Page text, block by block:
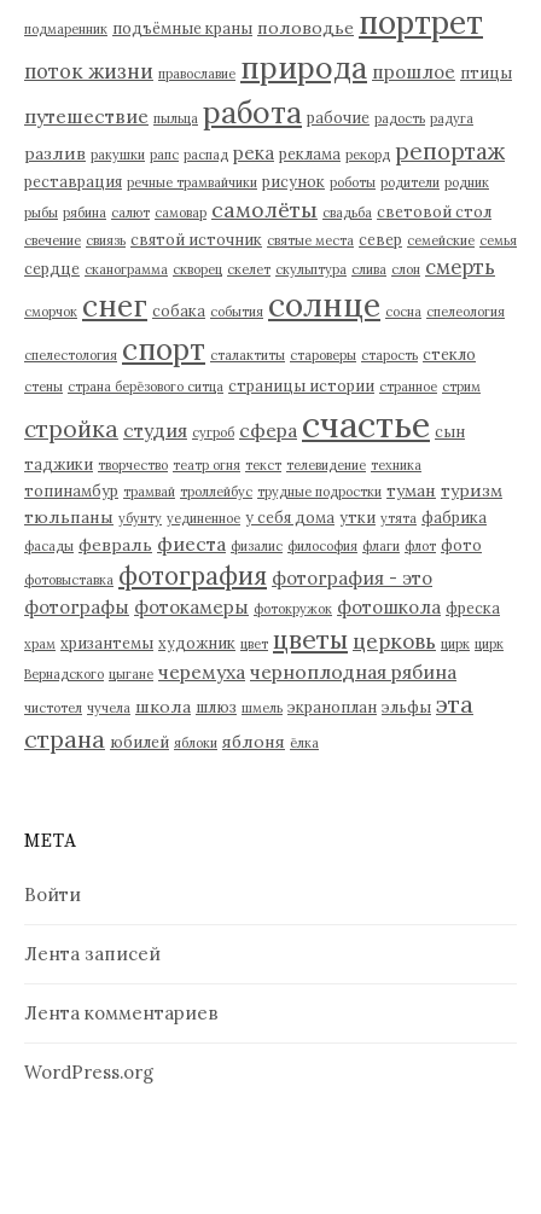
подмаренник подъёмные краны половодье портрет
поток жизни православие природа прошлое птицы
путешествие пыльца работа рабочие радость радуга
разлив ракушки рапс распад река реклама рекорд репортаж
реставрация речные трамвайчики рисунок роботы родители родник
рыбы рябина салют самовар самолёты свадьба световой стол
свечение свиязь святой источник святые места север семейские семья
сердце сканограмма скворец скелет скульптура слива слон смерть
сморчок снег собака события солнце сосна спелеология
спелестология спорт сталактиты староверы старость стекло
стены страна берёзового ситца страницы истории странное стрим
стройка студия сугроб сфера счастье сын
таджики творчество театр огня текст телевидение техника
топинамбур трамвай троллейбус трудные подростки туман туризм
тюльпаны убунту уединенное у себя дома утки утята фабрика
фасады февраль фиеста физалис философия флаги флот фото
фотовыставка фотография фотография - это
фотографы фотокамеры фотокружок фотошкола фреска
храм хризантемы художник цвет цветы церковь цирк цирк
Вернадского цыгане черемуха черноплодная рябина
чистотел чучела школа шлюз шмель экраноплан эльфы эта
страна юбилей яблоки яблоня ёлка
МЕТА
Войти
Лента записей
Лента комментариев
WordPress.org